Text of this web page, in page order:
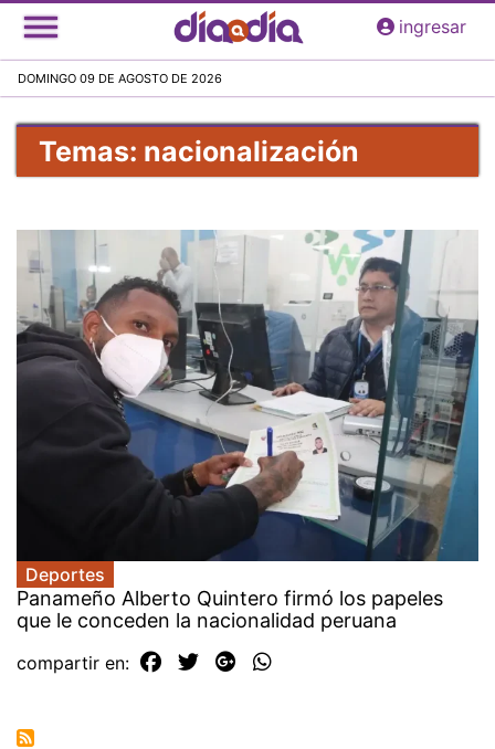
Pasar
al
principal
ingresar
DOMINGO 09 DE AGOSTO DE 2026
Temas: nacionalización
Deportes
Panameño Alberto Quintero firmó los papeles
que le conceden la nacionalidad peruana
compartir en: